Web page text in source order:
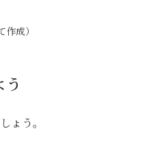
成）
ょう。